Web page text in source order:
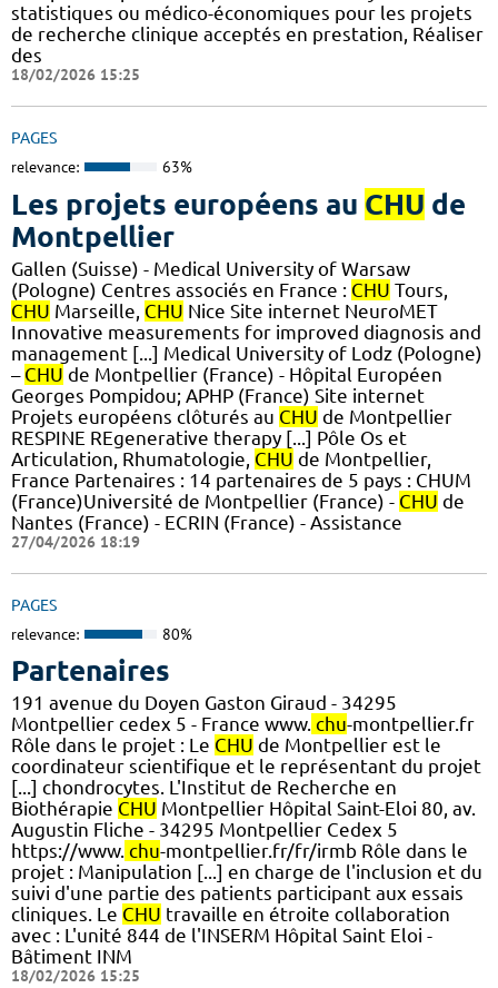
statistiques ou médico-économiques pour les projets
de recherche clinique acceptés en prestation, Réaliser
des
18/02/2026 15:25
PAGES
relevance: 63%
Les projets européens au CHU de
Montpellier
Gallen (Suisse) - Medical University of Warsaw
(Pologne) Centres associés en France : CHU Tours,
CHU Marseille, CHU Nice Site internet NeuroMET
Innovative measurements for improved diagnosis and
management [...] Medical University of Lodz (Pologne)
– CHU de Montpellier (France) - Hôpital Européen
Georges Pompidou; APHP (France) Site internet
Projets européens clôturés au CHU de Montpellier
RESPINE REgenerative therapy [...] Pôle Os et
Articulation, Rhumatologie, CHU de Montpellier,
France Partenaires : 14 partenaires de 5 pays : CHUM
(France)Université de Montpellier (France) - CHU de
Nantes (France) - ECRIN (France) - Assistance
27/04/2026 18:19
PAGES
relevance: 80%
Partenaires
191 avenue du Doyen Gaston Giraud - 34295
Montpellier cedex 5 - France www. chu-montpellier.fr
Rôle dans le projet : Le CHU de Montpellier est le
coordinateur scientifique et le représentant du projet
[...] chondrocytes. L'Institut de Recherche en
Biothérapie CHU Montpellier Hôpital Saint-Eloi 80, av.
Augustin Fliche - 34295 Montpellier Cedex 5
https://www. chu-montpellier.fr/fr/irmb Rôle dans le
projet : Manipulation [...] en charge de l'inclusion et du
suivi d'une partie des patients participant aux essais
cliniques. Le CHU travaille en étroite collaboration
avec : L'unité 844 de l'INSERM Hôpital Saint Eloi -
Bâtiment INM
18/02/2026 15:25